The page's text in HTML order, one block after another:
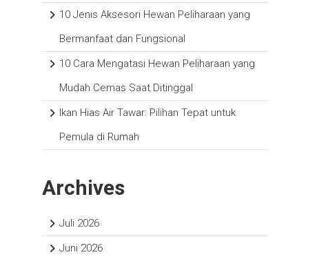
10 Jenis Aksesori Hewan Peliharaan yang
Bermanfaat dan Fungsional
10 Cara Mengatasi Hewan Peliharaan yang
Mudah Cemas Saat Ditinggal
Ikan Hias Air Tawar: Pilihan Tepat untuk
Pemula di Rumah
Archives
Juli 2026
Juni 2026